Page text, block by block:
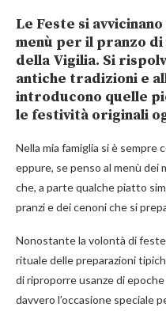
Le Feste si
menù per il pranzo di
della Vigilia. Si
antiche tradizioni e
introducono quelle
le festività originali
Nella mia famiglia si è
eppure, se penso al menù dei
che, a parte qualche piatto
pranzi e dei cenoni che si
Nonostante la volontà di
rituale delle preparazioni
di riproporre usanze di epoche
davvero l’occasione speciale